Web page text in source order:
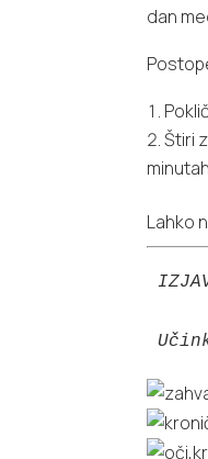
dan
Štiri
Lahko